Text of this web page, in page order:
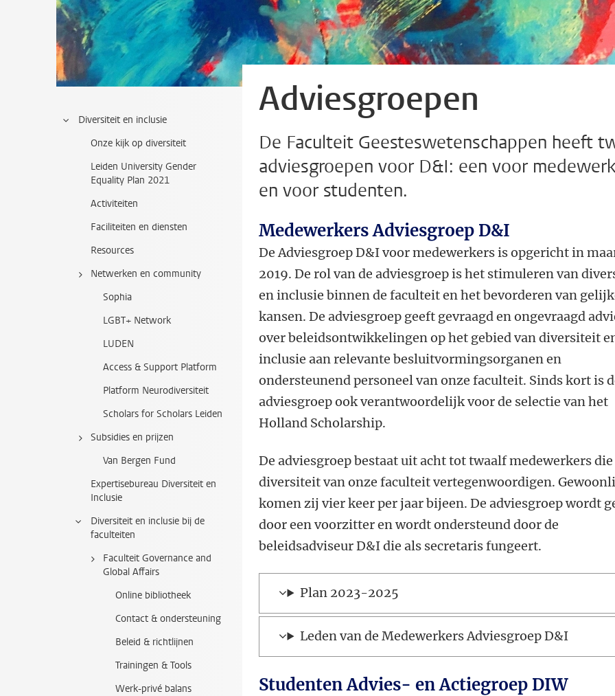
Diversiteit en inclusie
Onze kijk op diversiteit
Leiden University Gender
Equality Plan 2021
Activiteiten
Faciliteiten en diensten
Resources
Netwerken en community
Sophia
LGBT+ Network
LUDEN
Access & Support Platform
Platform Neurodiversiteit
Scholars for Scholars Leiden
Subsidies en prijzen
Van Bergen Fund
Expertisebureau Diversiteit en
Inclusie
Diversiteit en inclusie bij de
faculteiten
Faculteit Governance and
Global Affairs
Online bibliotheek
Contact & ondersteuning
Beleid & richtlijnen
Trainingen & Tools
Werk-privé balans
Adviesgroepen
De Faculteit Geesteswetenschappen heeft
adviesgroepen voor D&I: een voor
en voor studenten.
Medewerkers Adviesgroep D&I
De Adviesgroep D&I voor medewerkers is opgericht in
2019. De rol van de adviesgroep is het stimuleren van
en inclusie binnen de faculteit en het bevorderen van
kansen. De adviesgroep geeft gevraagd en ongevraagd
over beleidsontwikkelingen op het gebied van diversiteit
inclusie aan relevante besluitvormingsorganen en
ondersteunend personeel van onze faculteit. Sinds kort is
adviesgroep ook verantwoordelijk voor de selectie van het
Holland Scholarship.
De adviesgroep bestaat uit acht tot twaalf medewerkers die
diversiteit van onze faculteit vertegenwoordigen.
komen zij vier keer per jaar bijeen. De adviesgroep wordt
door een voorzitter en wordt ondersteund door de
beleidsadviseur D&I die als secretaris fungeert.
Plan 2023-2025
Leden van de Medewerkers Adviesgroep D&I
Studenten Advies- en Actiegroep DIW